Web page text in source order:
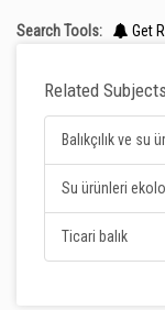
Search Tools: Get
Related Subjects
Balıkçılık ve su
Su ürünleri
Ticari balık